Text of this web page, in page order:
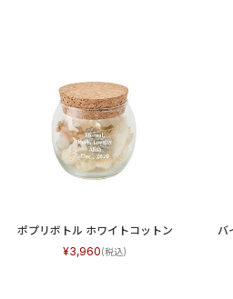
ポプリボトル ホワイトコットン
3,960
バ